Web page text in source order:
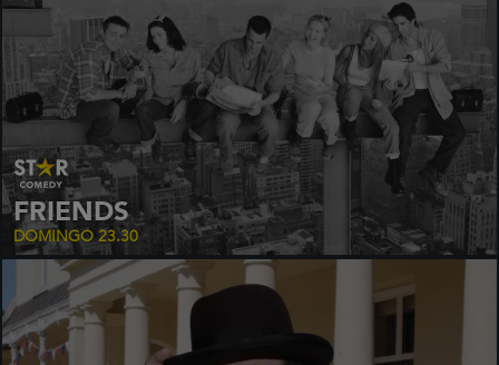
FRIENDS
DOMINGO 23.30